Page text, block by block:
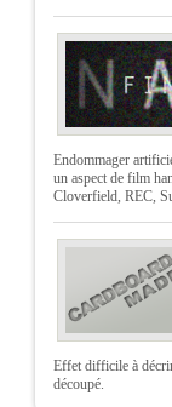
Endommager
un aspect de film
Cloverfield, REC,
Effet difficile à
découpé.